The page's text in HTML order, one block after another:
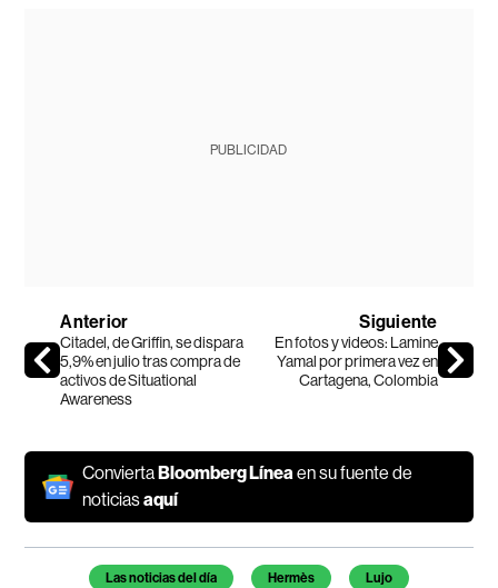
PUBLICIDAD
Anterior
Citadel, de Griffin, se dispara
5,9% en julio tras compra de
activos de Situational
Awareness
Siguiente
En fotos y videos: Lamine
Yamal por primera vez en
Cartagena, Colombia
ConviertaBloomberg Líneaen su fuente de
noticiasaquí
Temas de este artículo
Las noticias del día Hermès Lujo